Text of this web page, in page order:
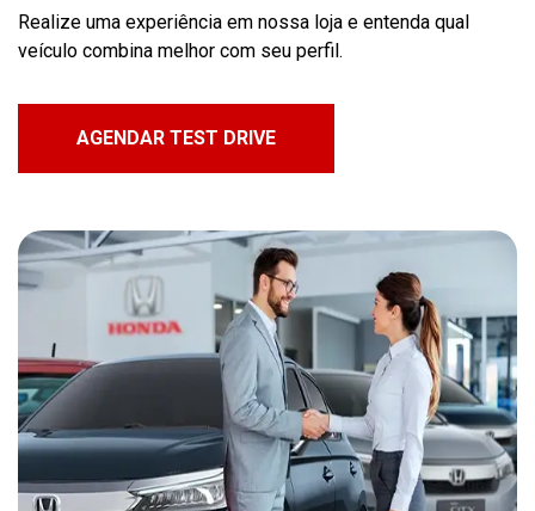
Realize uma experiência em nossa loja e entenda qual
veículo combina melhor com seu perfil.
AGENDAR TEST DRIVE